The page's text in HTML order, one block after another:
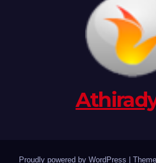
Proudly powered by WordPress